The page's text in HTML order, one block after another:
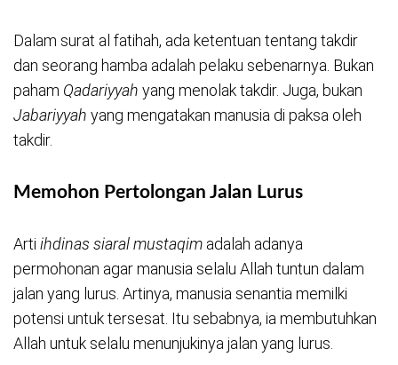
Dalam surat al fatihah, ada ketentuan tentang takdir
dan seorang hamba adalah pelaku sebenarnya. Bukan
paham Qadariyyah yang menolak takdir. Juga, bukan
Jabariyyah yang mengatakan manusia di paksa oleh
takdir.
Memohon Pertolongan Jalan Lurus
Arti ihdinas siaral mustaqim adalah adanya
permohonan agar manusia selalu Allah tuntun dalam
jalan yang lurus. Artinya, manusia senantia memilki
potensi untuk tersesat. Itu sebabnya, ia membutuhkan
Allah untuk selalu menunjukinya jalan yang lurus.